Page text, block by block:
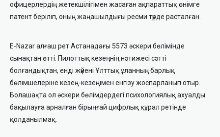
офицерлердің жетекшілігімен жасаған ақпараттық өнімге
патент беріліп, оның жаңашылдығы ресми түрде расталған.
E-Nazar алғаш рет Астанадағы 5573 әскери бөлімінде
сынақтан өтті. Пилоттық кезеңнің нәтижесі сәтті
болғандықтан, енді жүйені Ұлттық ұланның барлық
бөлімшелеріне кезең-кезеңімен енгізу жоспарланып отыр.
Болашақта ол әскери бөлімдердегі психологиялық ахуалды
бақылауға арналған бірыңғай цифрлық құрал ретінде
қолданылмақ.